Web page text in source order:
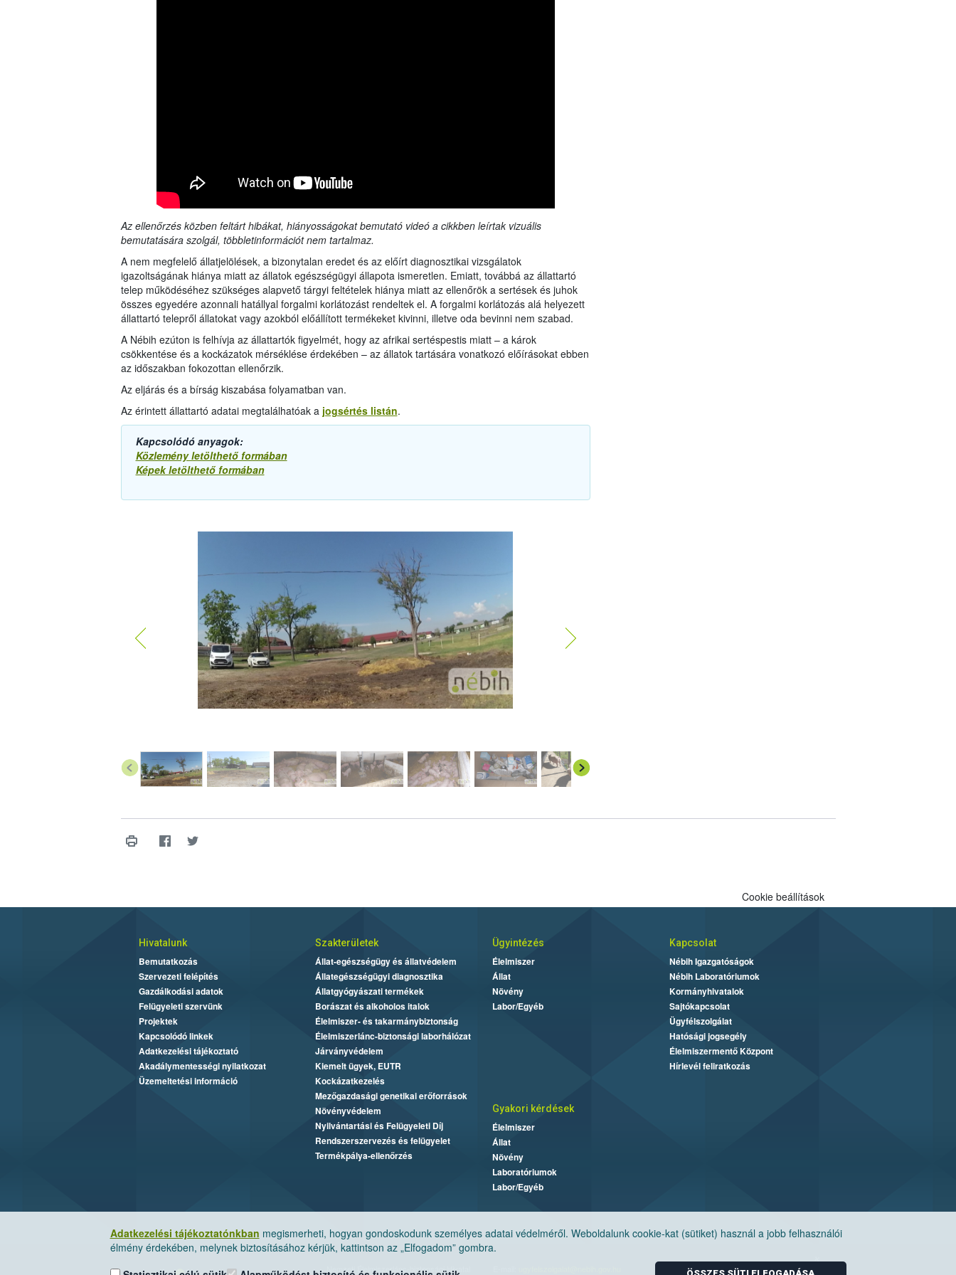
Az ellenőrzés közben feltárt hibákat, hiányosságokat bemutató videó a cikkben leírtak vizuális
bemutatására szolgál, többletinformációt nem tartalmaz.
A nem megfelelő állatjelölések, a bizonytalan eredet és az előírt diagnosztikai vizsgálatok
igazoltságának hiánya miatt az állatok egészségügyi állapota ismeretlen. Emiatt, továbbá az állattartó
telep működéséhez szükséges alapvető tárgyi feltételek hiánya miatt az ellenőrök a sertések és juhok
összes egyedére azonnali hatállyal forgalmi korlátozást rendeltek el. A forgalmi korlátozás alá helyezett
állattartó telepről állatokat vagy azokból előállított termékeket kivinni, illetve oda bevinni nem szabad.
A Nébih ezúton is felhívja az állattartók figyelmét, hogy az afrikai sertéspestis miatt – a károk
csökkentése és a kockázatok mérséklése érdekében – az állatok tartására vonatkozó előírásokat ebben
az időszakban fokozottan ellenőrzik.
Az eljárás és a bírság kiszabása folyamatban van.
Az érintett állattartó adatai megtalálhatóak a jogsértés listán.
Kapcsolódó anyagok:
Közlemény letölthető formában
Képek letölthető formában
Adatkezelési tájékoztatónkban megismerheti, hogyan gondoskodunk személyes adatai védelméről. Weboldalunk cookie-kat (sütiket) használ a jobb felhasználói
élmény érdekében, melynek biztosításához kérjük, kattintson az „Elfogadom” gombra.
Cookie beállítások
Hivatalunk
Bemutatkozás
Szervezeti felépítés
Gazdálkodási adatok
Felügyeleti szervünk
Projektek
Kapcsolódó linkek
Adatkezelési tájékoztató
Akadálymentességi nyilatkozat
Üzemeltetési információ
Szakterületek
Állat-egészségügy és állatvédelem
Állategészségügyi diagnosztika
Állatgyógyászati termékek
Borászat és alkoholos italok
Élelmiszer- és takarmánybiztonság
Élelmiszerlánc-biztonsági laborhálózat
Járványvédelem
Kiemelt ügyek, EUTR
Kockázatkezelés
Mezőgazdasági genetikai erőforrások
Növényvédelem
Nyilvántartási és Felügyeleti Díj
Rendszerszervezés és felügyelet
Termékpálya-ellenőrzés
Ügyintézés
Élelmiszer
Állat
Növény
Labor/Egyéb
Kapcsolat
Nébih Igazgatóságok
Nébih Laboratóriumok
Kormányhivatalok
Sajtókapcsolat
Ügyfélszolgálat
Hatósági jogsegély
Élelmiszermentő Központ
Hírlevél feliratkozás
Gyakori kérdések
Élelmiszer
Állat
Növény
Laboratóriumok
Labor/Egyéb
Nemzeti Élelmiszerlánc-biztonsági Hivatal